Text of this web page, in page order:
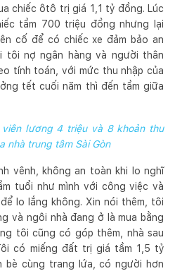
chiếc ôtô trị giá 1,1 tỷ đồng. Lúc
tầm 700 triệu đồng nhưng lại
cố để có chiếc xe đảm bảo an
tôi nợ ngân hàng và người thân
tính toán, với mức thu nhập của
tết cuối năm thì đến tầm giữa
viên lương 4 triệu và 8 khoản thu
nhà trung tâm Sài Gòn
vênh, không an toàn khi lo nghĩ
tuổi như mình với công việc và
lo lắng không. Xin nói thêm, tôi
và ngôi nhà đang ở là mua bằng
tôi cũng có góp thêm, nhà sau
có miếng đất trị giá tầm 1,5 tỷ
bè cùng trang lứa, có người hơn